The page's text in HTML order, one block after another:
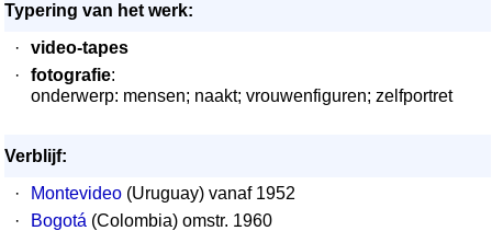
Typering van het werk:
·
video-tapes
·
fotografie:
onderwerp: mensen; naakt; vrouwenfiguren; zelfportret
Verblijf:
·
Montevideo (Uruguay) vanaf 1952
·
Bogotá (Colombia) omstr. 1960